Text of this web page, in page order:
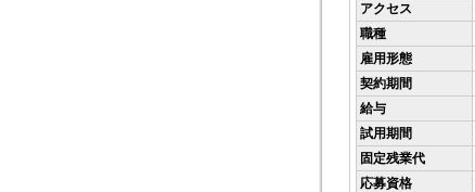
アクセス
職種
雇用形態
契約期間
給与
試用期間
固定残業代
応募資格